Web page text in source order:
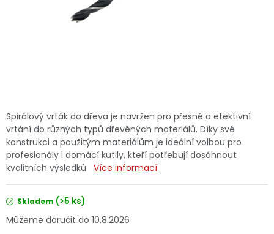
Autodoplňky
Fotovoltaika
Výprodej
Značky
Spirálový vrták do dřeva je navržen pro přesné a efektivní
vrtání do různých typů dřevěných materiálů. Díky své
konstrukci a použitým materiálům je ideální volbou pro
profesionály i domácí kutily, kteří potřebují dosáhnout
kvalitních výsledků. Více informací
Skladem (>5 ks)
10.8.2026